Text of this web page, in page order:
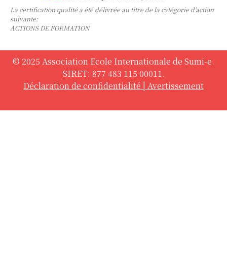
La certification qualité a été délivrée au titre de la catégorie d’action
suivante:
ACTIONS DE FORMATION
© 2025 Association Ecole Internationale de Sumi-e.
SIRET: 877 483 115 00011.
Déclaration de confidentialité | Avertissement